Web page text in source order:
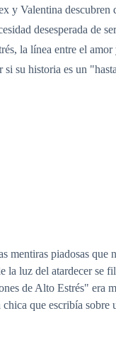
y Valentina
desesperada de
la línea entre el
su historia es un
mentiras piadosas
luz del atardecer se
de Alto Estrés" era
que escribía